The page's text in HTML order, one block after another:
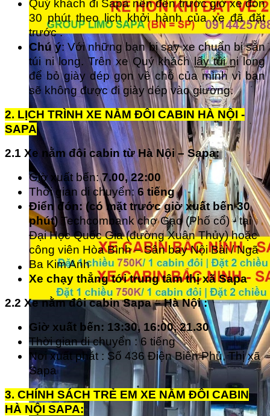
Quý khách đi Sapa nên đến trước giờ xe đón
30 phút theo lịch khởi hành của xe đã đặt
trước .
Chú ý: Với những bạn bị say xe chuẩn bị sẵn
túi ni long. Trên xe Quý khách lấy túi ni long
để bỏ giày dép gọn về chỗ của mình vì bạn
sẽ không được đi giày dép vào giường.
2. LỊCH TRÌNH XE NẰM ĐÔI CABIN HÀ NỘI -
SAPA
2.1 Xe nằm đôi cabin từ Hà Nội – Sapa:
Giờ xuất bến:7.00, 22:00
Thời gian di chuyển:6 tiếng
Điển đón: (có mặt trước giờ xuất bến 30
phút) Techcombank chợ Gạo (Phố cổ) - tại
Đại Học Quốc Gia (đường Xuân Thủy) hoặc
công viên Hòa Bình – Sân bay Nội Bài / Ngã
Ba Kim Anh
Xe chạy thẳng tới trung tâm thị xã Sapa
2.2 Xe nằm đôi cabin Sapa – Hà Nội :
Giờ xuất bến: 13:30, 16:00, 21.30
Thời gian di chuyển : 6 tiếng
Nơi xuất phát : Số 436 Điện Biên Phủ, Thị xã
Sapa
3. CHÍNH SÁCH TRẺ EM XE NẰM ĐÔI CABIN
HÀ NỘI SAPA: